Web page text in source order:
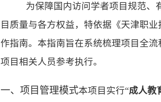
为保障国内访问学者项目规范、
目质量与各方权益，特依据《天津职
作指南。本指南旨在系统梳理项目全
项目相关人员参考执行。
一、项目管理模式本项目实行“成人教